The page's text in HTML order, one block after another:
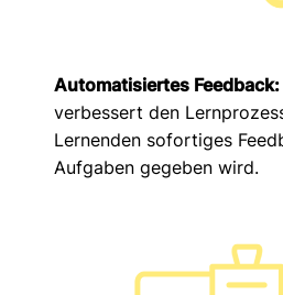
Automatisiertes Feedback:
verbessert den
Lernenden sofortiges
Aufgaben gegeben wird.